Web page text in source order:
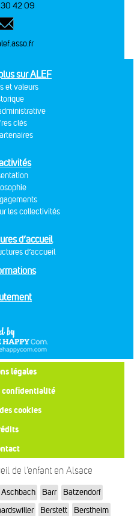
42 09
sur ALEF
et valeurs
clés
les collectivités
d’accueil
d’accueil
légales
confidentialité
cookies
de l’enfant en Alsace
Aschbach Barr
Batzendorf
Berstett
Berstheim